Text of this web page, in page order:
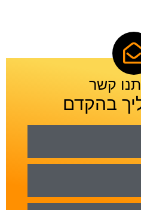
קשר
בהקדם